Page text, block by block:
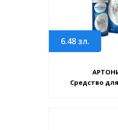
6.48зл.
Средство